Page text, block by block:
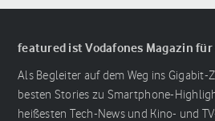
featured ist Vodafones Magazin
Als Begleiter auf dem Weg ins
besten Stories zu Smartphone-
heißesten Tech-News und Kino- und